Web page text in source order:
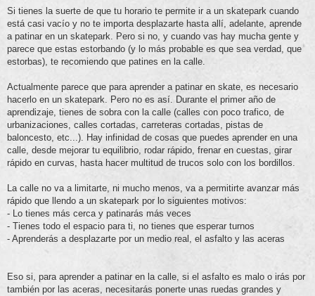
Si tienes la suerte de que tu horario te permite ir a un skatepark cuando
está casi vacío y no te importa desplazarte hasta allí, adelante, aprende
a patinar en un skatepark. Pero si no, y cuando vas hay mucha gente y
parece que estas estorbando (y lo más probable es que sea verdad, que
estorbas), te recomiendo que patines en la calle.
Actualmente parece que para aprender a patinar en skate, es necesario
hacerlo en un skatepark. Pero no es así. Durante el primer año de
aprendizaje, tienes de sobra con la calle (calles con poco trafico, de
urbanizaciones, calles cortadas, carreteras cortadas, pistas de
baloncesto, etc...). Hay infinidad de cosas que puedes aprender en una
calle, desde mejorar tu equilibrio, rodar rápido, frenar en cuestas, girar
rápido en curvas, hasta hacer multitud de trucos solo con los bordillos.
La calle no va a limitarte, ni mucho menos, va a permitirte avanzar más
rápido que llendo a un skatepark por lo siguientes motivos:
- Lo tienes más cerca y patinarás más veces
- Tienes todo el espacio para ti, no tienes que esperar turnos
- Aprenderás a desplazarte por un medio real, el asfalto y las aceras
Eso si, para aprender a patinar en la calle, si el asfalto es malo o irás por
también por las aceras, necesitarás ponerte unas ruedas grandes y